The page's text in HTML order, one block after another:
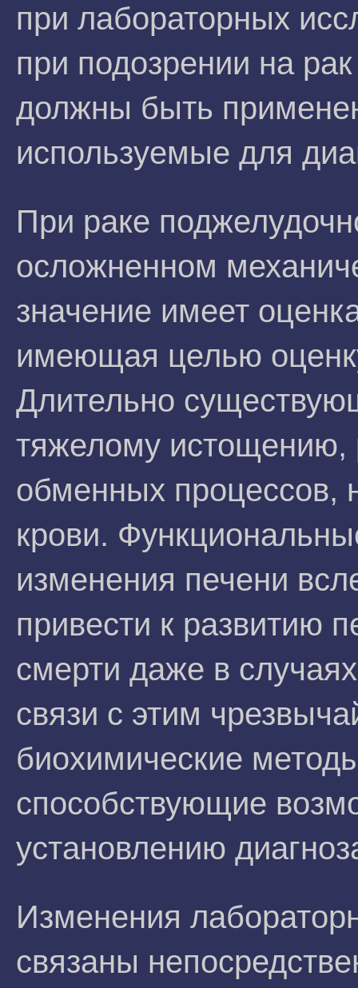
при лабораторных
при подозрении на
должны быть
используемые для
При раке
осложненном
значение имеет
имеющая целью
Длительно
тяжелому истощению,
обменных процессов,
крови.
изменения печени
привести к развитию
смерти даже в
связи с этим
биохимические
способствующие
установлению
Изменения
связаны